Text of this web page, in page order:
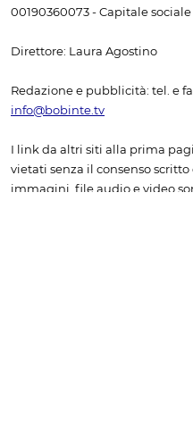
00190360073 - Capitale sociale
Direttore: Laura Agostino
Redazione e pubblicità: tel. e
info@bobinte.tv
I link da altri siti alla prima
vietati senza il consenso
immagini, file audio e video